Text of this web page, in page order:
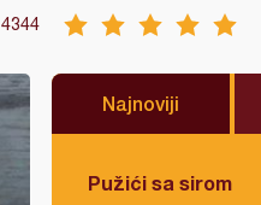
4344
Najnoviji
Pužići sa sirom